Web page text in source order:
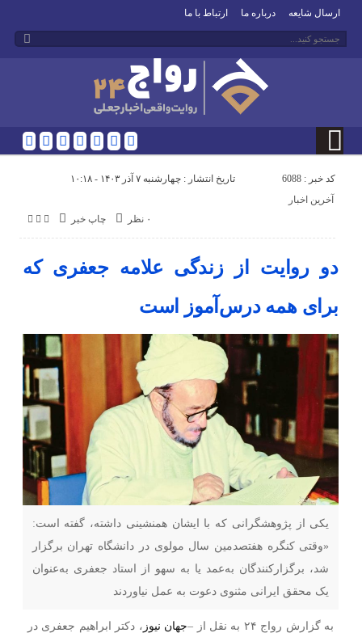
ارسال شایعه درباره ما ارتباط با ما
کد خبر : 6088 تاریخ انتشار : چهارشنبه ۷ آذر ۱۴۰۳ - ۱۰:۱۸
چاپ خبر ۰ نظر
آخرین اخبار
دو روایت از زندگی علامه جعفری که
برای همه درس‌آموز است
یکی از پژوهشگرانی که با ایشان همنشینی داشته، گفته است:
«وقتی کنگره هفتصدمین سال مولوی در دانشگاه تهران برگزار
شد، برگزارکنندگان به‌عمد یا به سهو از استاد جعفری به‌عنوان
یک محقق ایرانی مثنوی دعوت به عمل نیاوردند
به گزارش رواج ۲۴ به نقل از – جهان نیوز ، دکتر ابراهیم جعفری در